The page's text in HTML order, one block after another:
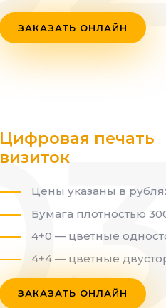
ЗАКАЗАТЬ ОНЛАЙН
Цифровая печать
визиток
Цены указаны в
Бумага плотностью
4+0 — цветные
4+4 — цветные
ЗАКАЗАТЬ ОНЛАЙН